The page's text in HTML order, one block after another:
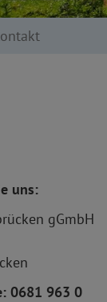
uns:
gGmbH
0681 963 0